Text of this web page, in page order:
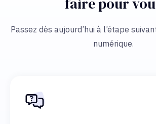
Passez dès aujourd’hui à l’étape
numérique.